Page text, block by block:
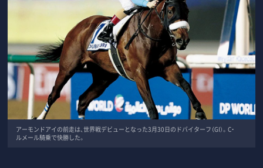
アーモンドアイの前走は、世界戦デビューとなった3月30日のドバイターフ（GI）。C・
ルメール騎乗で快勝した。